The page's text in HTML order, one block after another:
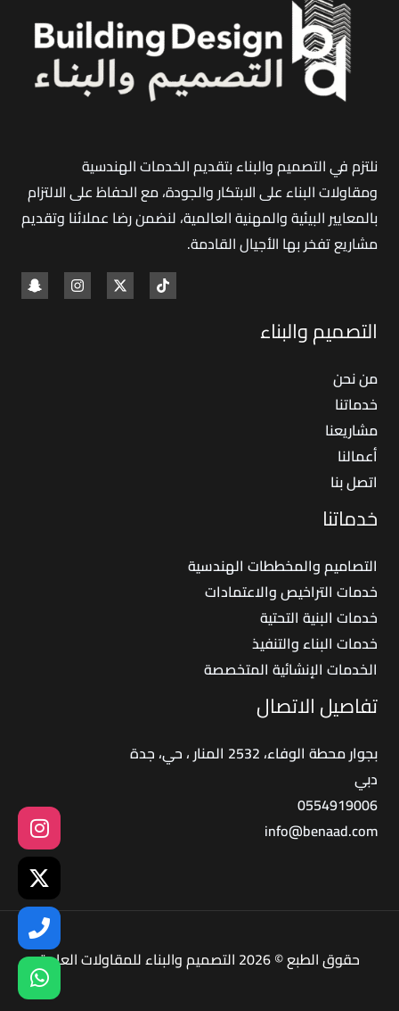
نلتزم في التصميم والبناء بتقديم الخدمات الهندسية
ومقاولات البناء على الابتكار والجودة، مع الحفاظ على الالتزام
بالمعايير البيئية والمهنية العالمية، لنضمن رضا عملائنا وتقديم
مشاريع تفخر بها الأجيال القادمة.
التصميم والبناء
من نحن
خدماتنا
مشاريعنا
أعمالنا
اتصل بنا
خدماتنا
التصاميم والمخططات الهندسية
خدمات التراخيص والاعتمادات
خدمات البنية التحتية
خدمات البناء والتنفيذ
الخدمات الإنشائية المتخصصة
تفاصيل الاتصال
بجوار محطة الوفاء، 2532 المنار ، حي، جدة
دبي
0554919006
info@benaad.com
حقوق الطبع © 2026 التصميم والبناء للمقاولات العامة